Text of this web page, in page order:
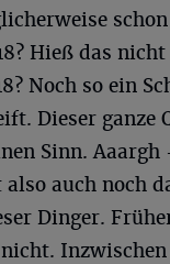
Hieß das
Noch so ein
Dieser ganze
Sinn.
auch noch
Dinger.